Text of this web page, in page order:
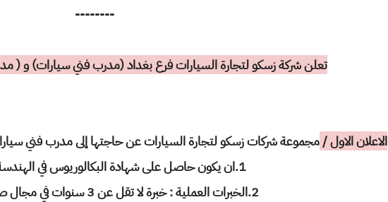
--------
تعلن شركة زسكو لتجارة السيارات فرع بغداد (مدرب فني سيارات) و (
الاعلان الاول /مجموعة شركات زسكو لتجارة السيارات عن حاجتها إلى مدرب فني
1.ان يكون حاصل على شهادة البكالوريوس في الهندسة الميكانيكية .
2.الخبرات العملية : خبرة لا تقل عن 3 سنوات في مجال صيانة السيارات.